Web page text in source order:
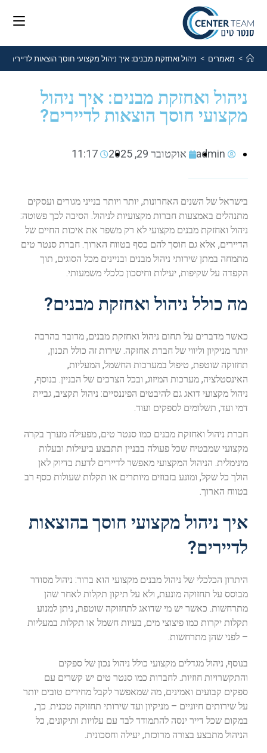
> מאמרים > ניהול ואחזקת מבנים: איך ניהול מקצועי חוסך הוצאות לדיירים?
ניהול ואחזקת מבנים: איך ניהול
מקצועי חוסך הוצאות לדיירים?
admin אוקטובר 29, 2025 11:17
בישראל של השנים האחרונות, יותר ויותר בנייני מגורים ועסקים
מתנהלים באמצעות חברות מקצועיות לניהול. הסיבה לכך פשוטה:
ניהול ואחזקת מבנים מקצועי לא רק משפר את איכות החיים של
הדיירים, אלא גם חוסך להם כסף בטווח הארוך. חברת סנטר טים
מתמחה במתן שירותי ניהול מבנים ובניינים מכל הסוגים, תוך
הקפדה על שקיפות, יעילות וחיסכון כלכלי משמעותי.
מה כולל ניהול ואחזקת מבנים?
כאשר מדברים על תחום ניהול ואחזקת מבנים, מדובר בהרבה
יותר מניקיון וליווי של חברת אחזקה. שירות זה כולל תכנון,
תחזוקה שוטפת, טיפול במערכות החשמל, המעליות,
האינסטלציה, מערכות המיזוג, ובכל הצרכים של הבניין. בנוסף,
ניהול מקצועי דואג גם להיבטים הפיננסיים: ניהול תקציב, גביית
דמי ועד, תשלומים לספקים ועוד.
חברת ניהול ואחזקת מבנים כמו סנטר טים, מפעילה מערך בקרה
מקצועי שמבטיח שכל פעולה בבניין תתבצע ביעילות ובעלות
מינימלית. הניהול המקצועי מאפשר לדיירים לדעת בדיוק לאן
הולך כל שקל, ומונע בזבוזים מיותרים או תקלות שעולות כסף רב
בטווח הארוך.
איך ניהול מקצועי חוסך בהוצאות
לדיירים?
היתרון הכלכלי של ניהול מבנים מקצועי הוא ברור: ניהול מסודר
מבוסס על תחזוקה מונעת, ולא על תיקון תקלות לאחר שהן
מתרחשות. כאשר יש מי שדואג לתחזוקה שוטפת, ניתן למנוע
תקלות יקרות כמו פיצוצי מים, בעיות חשמל או תקלות במעליות
– לפני שהן מתרחשות.
בנוסף, ניהול מגדלים מקצועי כולל ניהול נכון של ספקים
והתקשרויות חוזיות. לחברות כמו סנטר טים יש קשרים עם
ספקים קבועים ואמינים, מה שמאפשר לקבל מחירים טובים יותר
על שירותים חיוניים – מניקיון ועד שירותי תחזוקה טכנית. כך,
במקום שכל דייר ינסה להתמודד לבד עם עלויות ותיקונים, כל
הניהול מתבצע בצורה מרוכזת, יעילה וחסכונית.